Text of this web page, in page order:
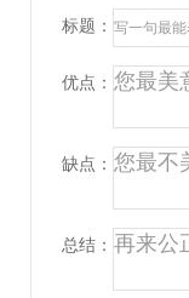
标题：
优点：
缺点：
总结：